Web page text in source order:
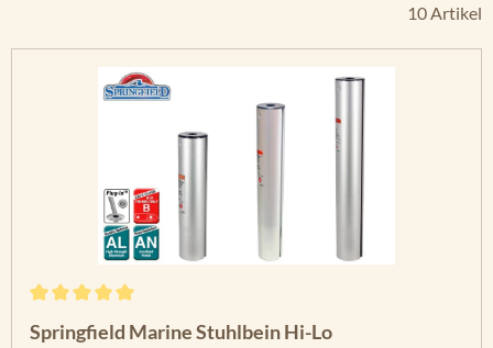
10 Artikel
Springfield Marine Stuhlbein Hi-Lo